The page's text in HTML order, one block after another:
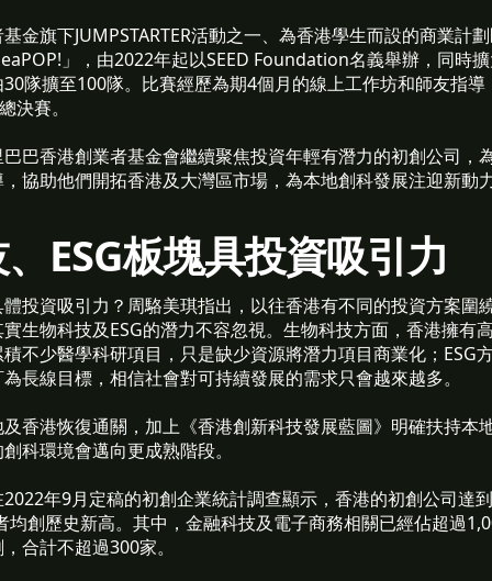
金旗下JUMPSTARTER活動之一、為香港學生而設的商業計
」，由2022年起以SEED Foundation名義舉辦，同時
隊擴至100隊。比賽經歷為期4個月的線上工作坊和師友指
決賽。
巴香港創業者基金會繼續聚焦投資年輕有潛力的初創公司，
協助他們開拓香港及大灣區市場，為本地創科發展注迎新動
ESG板塊具投資吸引力
投資吸引力？周駱美琪指出，以往香港有不同的投資方案圍
生物科技及ESG的潛力不容忽視。生物科技方面，香港擁有
不少醫學科研項目，只是缺少資源將潛力項目商業化；ESG
長線目標，相信社會對可持續發展的需求只會越來越多。
香港恢復通關，加上《香港創新科技發展藍圖》明確扶持本
科環境會邁向更成熟階段。
年9月定稿的初創企業統計調查顯示，香港的初創公司達
均創歷史新高。其中，金融科技及電子商務相關已經佔超過
合計不超過300家。